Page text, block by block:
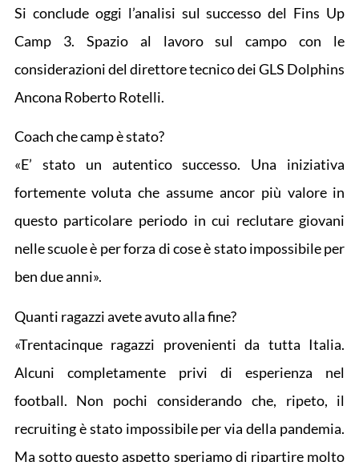
Si conclude oggi l’analisi sul successo del Fins Up
Camp 3. Spazio al lavoro sul campo con le
considerazioni del direttore tecnico dei GLS Dolphins
Ancona Roberto Rotelli.
Coach che camp è stato?
«E’ stato un autentico successo. Una iniziativa
fortemente voluta che assume ancor più valore in
questo particolare periodo in cui reclutare giovani
nelle scuole è per forza di cose è stato impossibile per
ben due anni».
Quanti ragazzi avete avuto alla fine?
«Trentacinque ragazzi provenienti da tutta Italia.
Alcuni completamente privi di esperienza nel
football. Non pochi considerando che, ripeto, il
recruiting è stato impossibile per via della pandemia.
Ma sotto questo aspetto speriamo di ripartire molto